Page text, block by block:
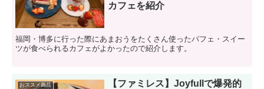
カフェを紹介
福岡・博多に行った際にあまおうをたくさん使ったパフェ・スイー
ツが食べられるカフェがよかったので紹介します。
おススメ商品
【ファミレス】Joyfullで爆発的